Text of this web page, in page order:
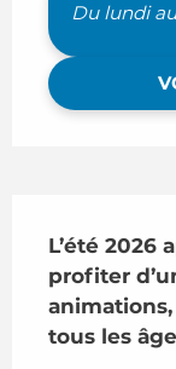
Du lundi
L’été 2026
profiter
tous les